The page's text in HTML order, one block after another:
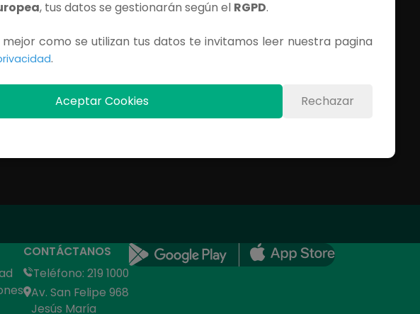
INICIAR SESIÓN
CONTÁCTANOS
Teléfono: 219 1000
Av. San Felipe 968
Jesús María
, tus datos se gestionarán según el RGPD.
como se utilizan tus datos te invitamos leer nuestra pagina
.
Aceptar Cookies Rechazar